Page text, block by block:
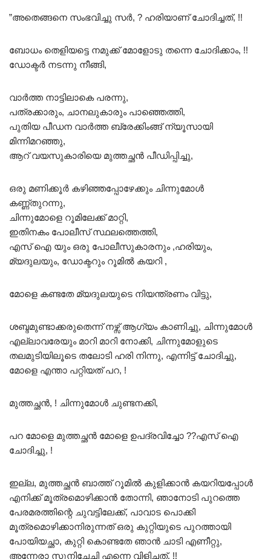
”അതെങ്ങനെ സംഭവിച്ചു സർ, ? ഹരിയാണ് ചോദിച്ചത്, !!
ബോധം തെളിയട്ടെ നമുക്ക് മോളോടു തന്നെ ചോദിക്കാം, !!
ഡോക്ടർ നടന്നു നീങ്ങി,
വാർത്ത നാട്ടിലാകെ പരന്നു,
പത്രക്കാരും, ചാനലുകാരും പാഞ്ഞെത്തി,
പുതിയ പീഡന വാർത്ത ബ്രേക്കിംങ്ങ് ന്യൂസായി
മിന്നിമറഞ്ഞു,
ആറ് വയസുകാരിയെ മുത്തച്ഛൻ പീഡിപ്പിച്ചു,
ഒരു മണിക്കൂർ കഴിഞ്ഞപ്പോഴേക്കും ചിന്നുമോൾ
കണ്ണ്തുറന്നു,
ചിന്നുമോളെ റൂമിലേക്ക് മാറ്റി,
ഇതിനകം പോലീസ് സ്ഥലത്തെത്തി,
എസ് ഐ യും ഒരു പോലീസുകാരനും ,ഹരിയും,
മ്യദുലയും, ഡോക്ടറും റൂമിൽ കയറി ,
മോളെ കണ്ടതേ മ്യദുലയുടെ നിയന്ത്രണം വിട്ടു,
ശബ്ദമുണ്ടാക്കരുതെന്ന് നഴ്സ് ആഗ്യം കാണിച്ചു, ചിന്നുമോൾ
എല്ലാവരേയും മാറി മാറി നോക്കി, ചിന്നുമോളുടെ
തലമുടിയിലൂടെ തലോടി ഹരി നിന്നു, എന്നിട്ട് ചോദിച്ചു,
മോളെ എന്താ പറ്റിയത് പറ, !
മുത്തച്ഛൻ, ! ചിന്നുമോൾ ചുണ്ടനക്കി,
പറ മോളെ മുത്തച്ഛൻ മോളെ ഉപദ്രവിച്ചോ ??എസ് ഐ
ചോദിച്ചു, !
ഇല്ല, മുത്തച്ഛൻ ബാത്ത് റൂമിൽ കുളിക്കാൻ കയറിയപ്പോൾ
എനിക്ക് മൂത്രമൊഴിക്കാൻ തോന്നി, ഞാനോടി പുറത്തെ
പേരമരത്തിന്റെ ചുവട്ടിലേക്ക്, പാവാട പൊക്കി
മൂത്രമൊഴിക്കാനിരുന്നത് ഒരു കുറ്റിയുടെ പുറത്തായി
പോയിയച്ഛാ, കുറ്റി കൊണ്ടതേ ഞാൻ ചാടി എണീറ്റു,
അന്നേരാ സുനിചേച്ചി എന്നെ വിളിച്ചത്, !!